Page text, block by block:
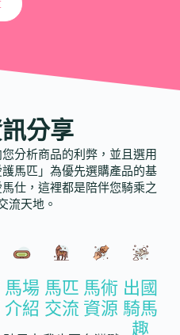
分享
分析商品的利弊，並且選用
馬匹」為優先選購產品的基
仕，這裡都是陪伴您騎乘之
流天地。
馬場
介紹
馬匹
交流
馬術
資源
出國
騎馬
趣